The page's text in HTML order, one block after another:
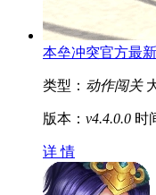
本垒冲突官方最
类型： 动作闯关
版本： v4.4.0.0 时
详 情